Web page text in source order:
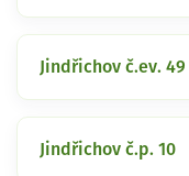
Jindřichov č.ev. 49
Jindřichov č.p. 10